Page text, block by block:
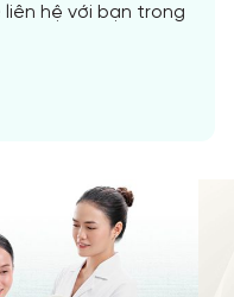
hệ với bạn trong